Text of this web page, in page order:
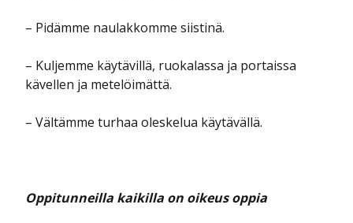
– Pidämme naulakkomme siistinä.
– Kuljemme käytävillä, ruokalassa ja portaissa
kävellen ja metelöimättä.
– Vältämme turhaa oleskelua käytävällä.
Oppitunneilla kaikilla on oikeus oppia